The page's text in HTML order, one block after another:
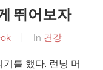
뛰어보자
In 건강
를 했다. 런닝 머